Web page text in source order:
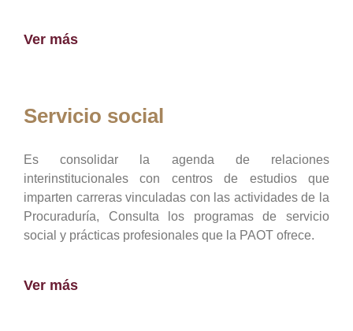
Ver más
Servicio social
Es consolidar la agenda de relaciones
interinstitucionales con centros de estudios que
imparten carreras vinculadas con las actividades de la
Procuraduría, Consulta los programas de servicio
social y prácticas profesionales que la PAOT ofrece.
Ver más